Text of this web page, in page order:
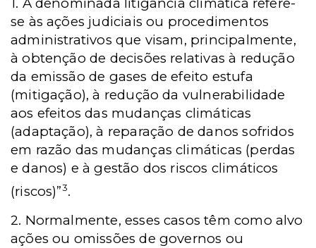
1. A denominada litigância climática refere-
se às ações judiciais ou procedimentos
administrativos que visam, principalmente,
à obtenção de decisões relativas à redução
da emissão de gases de efeito estufa
(mitigação), à redução da vulnerabilidade
aos efeitos das mudanças climáticas
(adaptação), à reparação de danos sofridos
em razão das mudanças climáticas (perdas
e danos) e à gestão dos riscos climáticos
(riscos)”3.
2. Normalmente, esses casos têm como alvo
ações ou omissões de governos ou